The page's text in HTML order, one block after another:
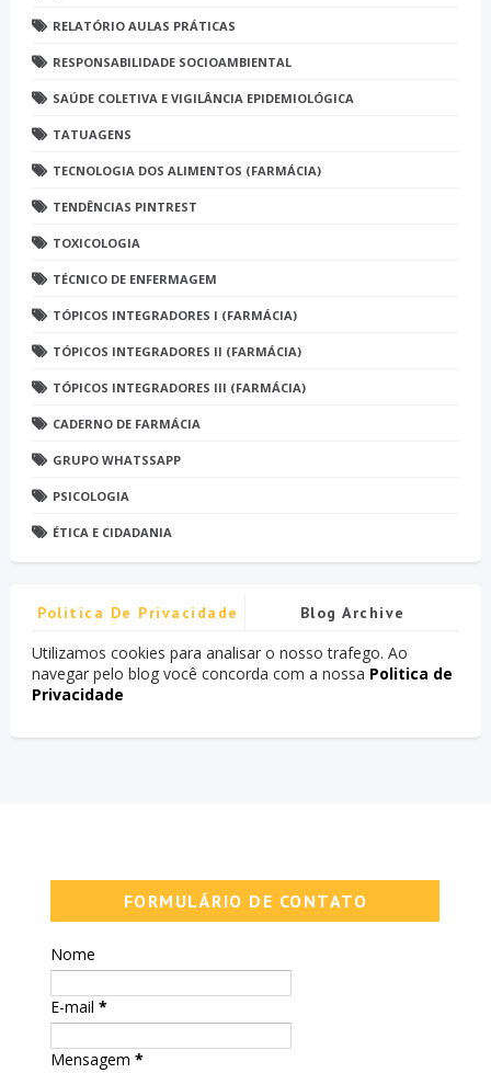
RELATÓRIO AULAS PRÁTICAS
RESPONSABILIDADE SOCIOAMBIENTAL
SAÚDE COLETIVA E VIGILÂNCIA EPIDEMIOLÓGICA
TATUAGENS
TECNOLOGIA DOS ALIMENTOS (FARMÁCIA)
TENDÊNCIAS PINTREST
TOXICOLOGIA
TÉCNICO DE ENFERMAGEM
TÓPICOS INTEGRADORES I (FARMÁCIA)
TÓPICOS INTEGRADORES II (FARMÁCIA)
TÓPICOS INTEGRADORES III (FARMÁCIA)
CADERNO DE FARMÁCIA
GRUPO WHATSSAPP
PSICOLOGIA
ÉTICA E CIDADANIA
Politica De Privacidade Blog Archive
Utilizamos cookies para analisar o nosso trafego. Ao
navegar pelo blog você concorda com a nossa Politica de
Privacidade
FORMULÁRIO DE CONTATO
Nome
E-mail*
Mensagem*